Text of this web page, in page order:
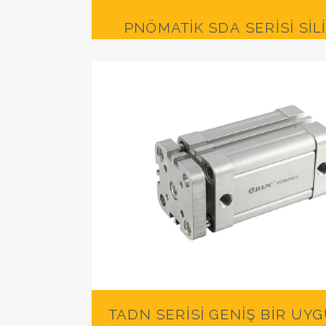
PNÖMATİK SDA SERİSİ
TADN SERISI GENIŞ BIR